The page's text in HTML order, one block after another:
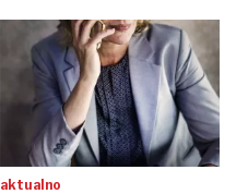
aktualno